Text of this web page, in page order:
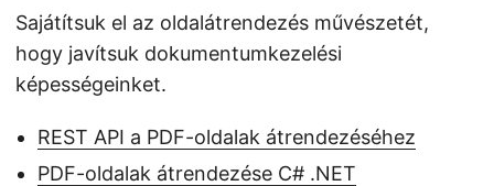
Sajátítsuk el az oldalátrendezés művészetét,
hogy javítsuk dokumentumkezelési
képességeinket.
REST API a PDF-oldalak átrendezéséhez
PDF-oldalak átrendezése C# .NET